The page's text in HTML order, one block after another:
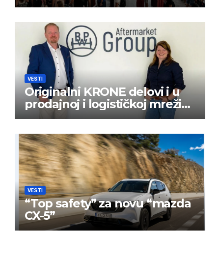
VESTI
Originalni KRONE delovi i u
prodajnoj i logističkoj mreži
BPW Aftermarket grupe
VESTI
“Top safety” za novu “mazda
CX-5”